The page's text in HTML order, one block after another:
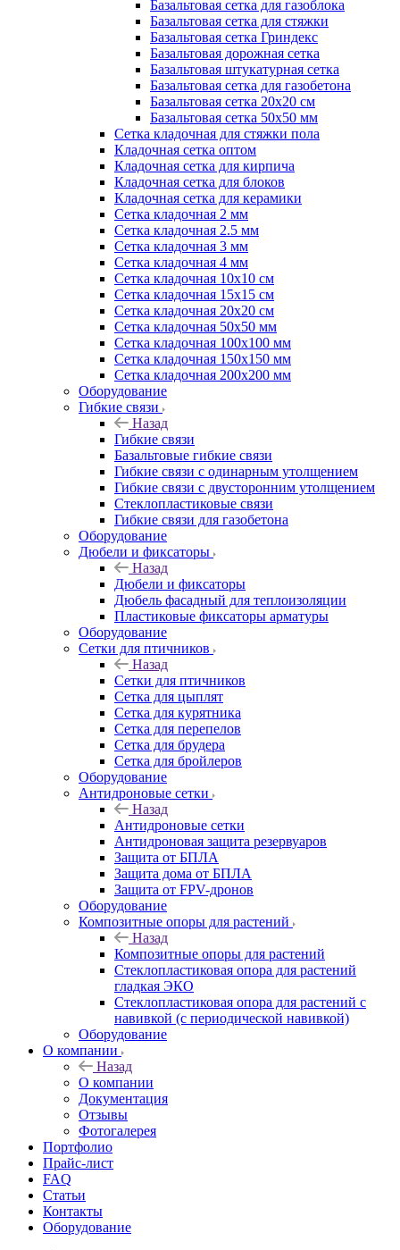
Базальтовая сетка для газоблока
Базальтовая сетка для стяжки
Базальтовая сетка Гриндекс
Базальтовая дорожная сетка
Базальтовая штукатурная сетка
Базальтовая сетка для газобетона
Базальтовая сетка 20x20 см
Базальтовая сетка 50x50 мм
Сетка кладочная для стяжки пола
Кладочная сетка оптом
Кладочная сетка для кирпича
Кладочная сетка для блоков
Кладочная сетка для керамики
Сетка кладочная 2 мм
Сетка кладочная 2.5 мм
Сетка кладочная 3 мм
Сетка кладочная 4 мм
Сетка кладочная 10x10 см
Сетка кладочная 15x15 см
Сетка кладочная 20x20 см
Сетка кладочная 50x50 мм
Сетка кладочная 100x100 мм
Сетка кладочная 150x150 мм
Сетка кладочная 200x200 мм
Оборудование
Гибкие связи
Назад
Гибкие связи
Базальтовые гибкие связи
Гибкие связи с одинарным утолщением
Гибкие связи с двусторонним утолщением
Стеклопластиковые связи
Гибкие связи для газобетона
Оборудование
Дюбели и фиксаторы
Назад
Дюбели и фиксаторы
Дюбель фасадный для теплоизоляции
Пластиковые фиксаторы арматуры
Оборудование
Сетки для птичников
Назад
Сетки для птичников
Сетка для цыплят
Сетка для курятника
Сетка для перепелов
Сетка для брудера
Сетка для бройлеров
Оборудование
Антидроновые сетки
Назад
Антидроновые сетки
Антидроновая защита резервуаров
Защита от БПЛА
Защита дома от БПЛА
Защита от FPV-дронов
Оборудование
Композитные опоры для растений
Назад
Композитные опоры для растений
Стеклопластиковая опора для растений
гладкая ЭКО
Стеклопластиковая опора для растений с
навивкой (с периодической навивкой)
Оборудование
О компании
Назад
О компании
Документация
Отзывы
Фотогалерея
Портфолио
Прайс-лист
FAQ
Статьи
Контакты
Оборудование